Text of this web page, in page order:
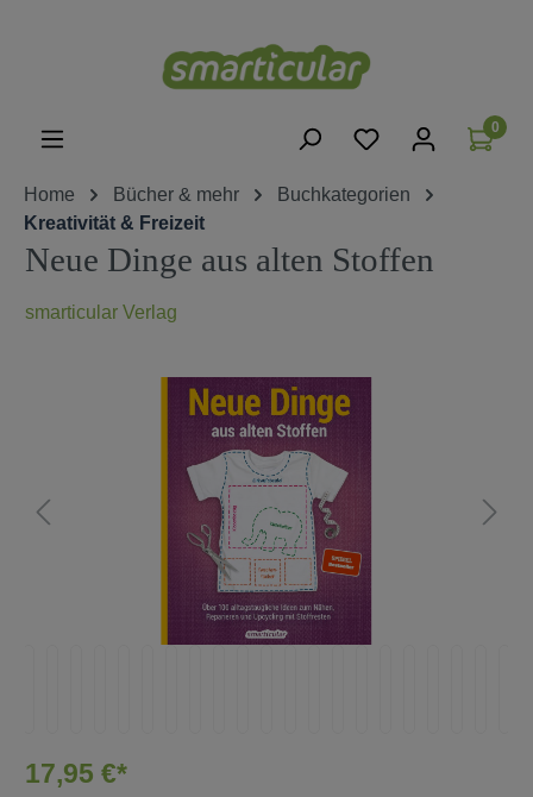
0
Home Bücher & mehr
Buchkategorien
Kreativität & Freizeit
Neue Dinge aus alten Stoffen
smarticular Verlag
Bildergalerie überspringen
17,95 €*